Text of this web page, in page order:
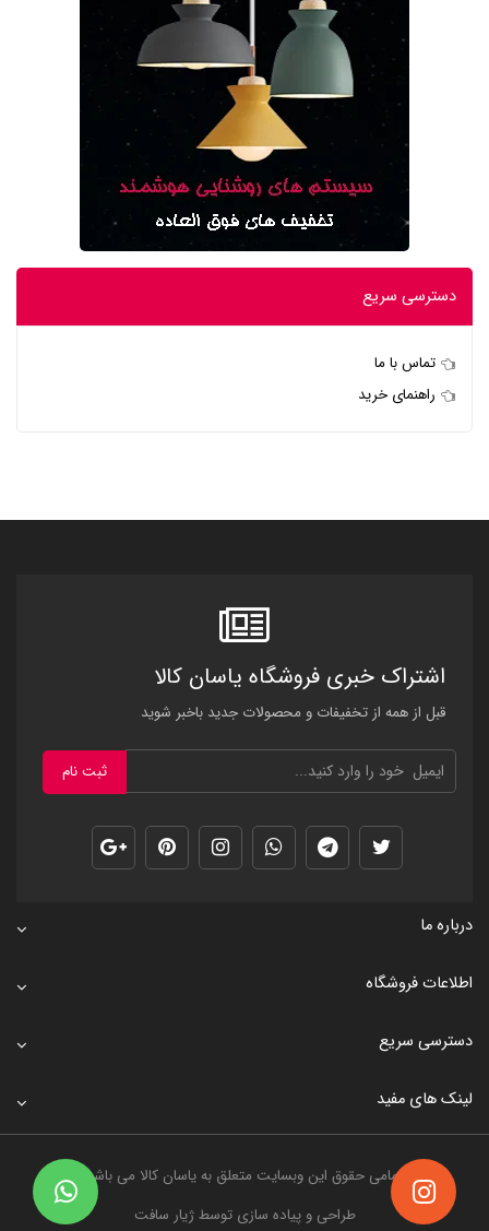
دسترسی سریع
تماس با ما
راهنمای خرید
اشتراک خبری فروشگاه یاسان کالا
قبل از همه از تخفیفات و محصولات جدید باخبر شوید
ثبت نام
درباره ما
اطلاعات فروشگاه
دسترسی سریع
لینک های مفید
تمامی حقوق این وبسایت متعلق بهیاسان کالا می باشد
طراحی و پیاده سازی توسطژیار سافت